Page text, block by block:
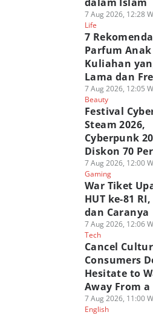
7 Aug 2026, 12:28
Life
7
Parfum Anak
Kuliahan
Lama dan
7 Aug 2026, 12:05
Beauty
Festival
Steam 2026,
Cyberpunk
Diskon 70
7 Aug 2026, 12:00
Gaming
War Tiket
HUT ke-81
dan Caranya
7 Aug 2026, 12:06
Tech
Cancel
Consumers
Hesitate to
Away From a
7 Aug 2026, 11:00
English